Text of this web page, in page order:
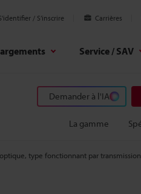
/ S’inscrire Carrières
Service / SAV
Demander à l'IA
La gamme
type fonctionnant par transmission